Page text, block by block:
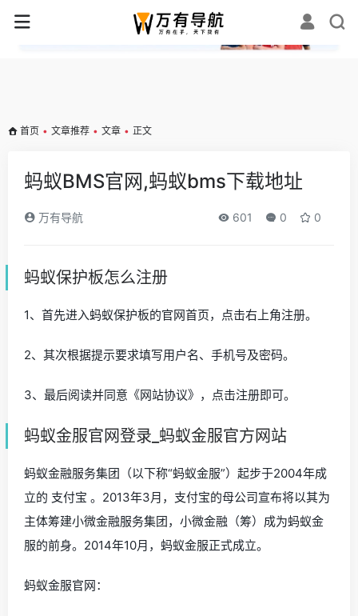
✕
首页 • 文章推荐 • 文章 • 正文
蚂蚁BMS官网,蚂蚁bms下载地址
万有导航 601 0 0
蚂蚁保护板怎么注册
1、首先进入蚂蚁保护板的官网首页，点击右上角注册。
2、其次根据提示要求填写用户名、手机号及密码。
3、最后阅读并同意《网站协议》，点击注册即可。
蚂蚁金服官网登录_蚂蚁金服官方网站
蚂蚁金融服务集团（以下称“蚂蚁金服”）起步于2004年成
立的 支付宝 。2013年3月，支付宝的母公司宣布将以其为
主体筹建小微金融服务集团，小微金融（筹）成为蚂蚁金
服的前身。2014年10月，蚂蚁金服正式成立。
蚂蚁金服官网：